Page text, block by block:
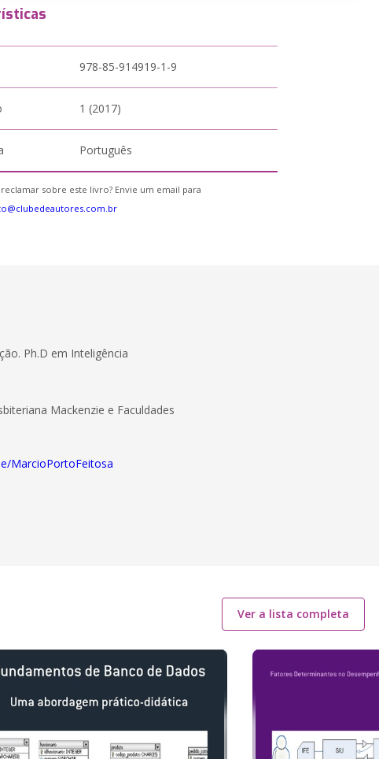
978-85-914919-1-9
1 (2017)
Português
sobre este livro? Envie um email para
Ph.D em Inteligência
Mackenzie e Faculdades
MarcioPortoFeitosa
Ver a lista completa